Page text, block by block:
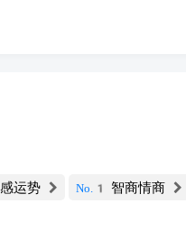
运势 No.1 智商情商